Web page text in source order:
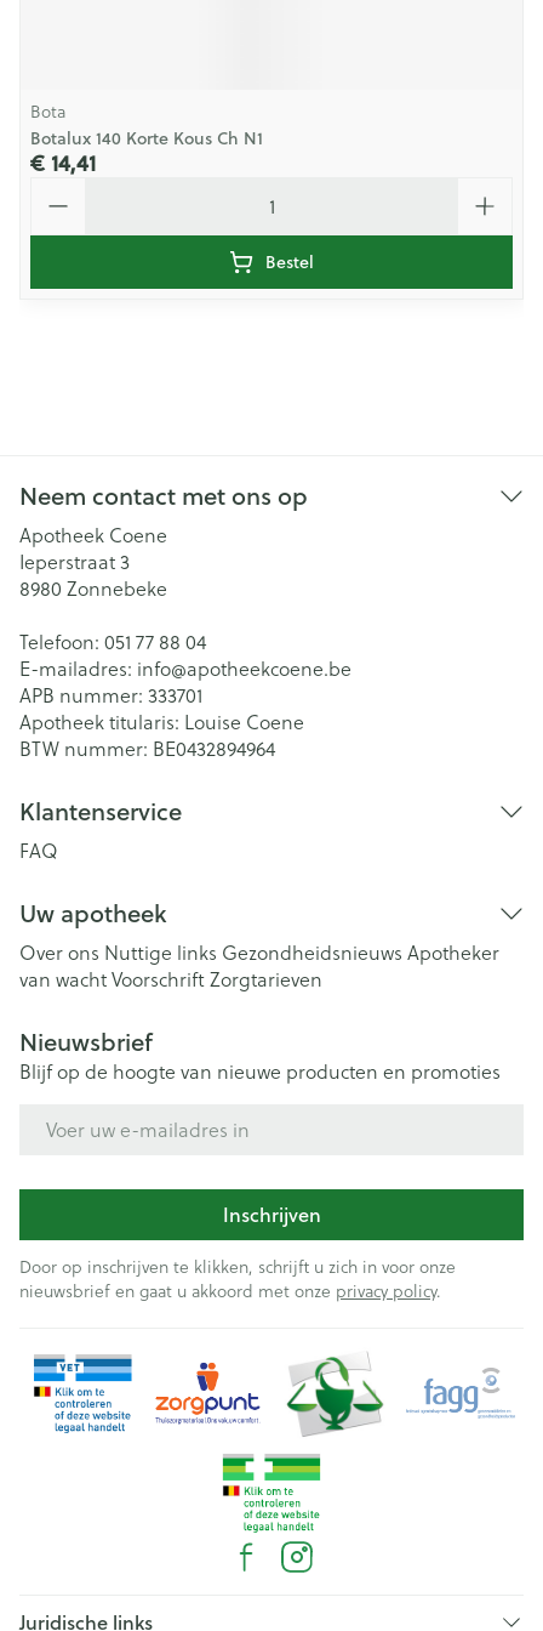
Bota
Botalux 140 Korte Kous Ch N1
€ 14,41
Bestel
Neem contact met ons op
Apotheek Coene
Ieperstraat 3
8980 Zonnebeke
Telefoon: 051 77 88 04
E-mailadres: info@apotheekcoene.be
APB nummer: 333701
Apotheek titularis: Louise Coene
BTW nummer: BE0432894964
Klantenservice
FAQ
Uw apotheek
Over ons Nuttige links Gezondheidsnieuws Apotheker
van wachtVoorschriftZorgtarieven
Nieuwsbrief
Blijf op de hoogte van nieuwe producten en promoties
Inschrijven
Door op inschrijven te klikken, schrijft u zich in voor onze
nieuwsbrief en gaat u akkoord met onze privacy policy.
Juridische links